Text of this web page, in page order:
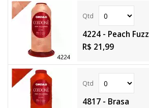
4224 - Peach Fuzz
R$ 21,99
4817 - Brasa